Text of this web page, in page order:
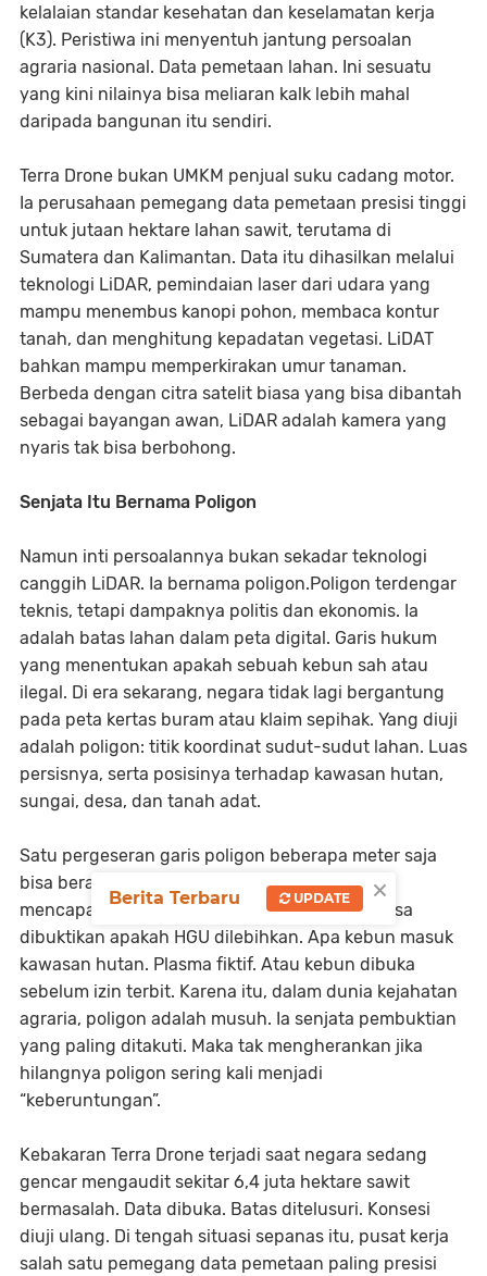
kelalaian standar kesehatan dan keselamatan kerja
(K3). Peristiwa ini menyentuh jantung persoalan
agraria nasional. Data pemetaan lahan. Ini sesuatu
yang kini nilainya bisa meliaran kalk lebih mahal
daripada bangunan itu sendiri.
Terra Drone bukan UMKM penjual suku cadang motor.
Ia perusahaan pemegang data pemetaan presisi tinggi
untuk jutaan hektare lahan sawit, terutama di
Sumatera dan Kalimantan. Data itu dihasilkan melalui
teknologi LiDAR, pemindaian laser dari udara yang
mampu menembus kanopi pohon, membaca kontur
tanah, dan menghitung kepadatan vegetasi. LiDAT
bahkan mampu memperkirakan umur tanaman.
Berbeda dengan citra satelit biasa yang bisa dibantah
sebagai bayangan awan, LiDAR adalah kamera yang
nyaris tak bisa berbohong.
Senjata Itu Bernama Poligon
Namun inti persoalannya bukan sekadar teknologi
canggih LiDAR. Ia bernama poligon.Poligon terdengar
teknis, tetapi dampaknya politis dan ekonomis. Ia
adalah batas lahan dalam peta digital. Garis hukum
yang menentukan apakah sebuah kebun sah atau
ilegal. Di era sekarang, negara tidak lagi bergantung
pada peta kertas buram atau klaim sepihak. Yang diuji
adalah poligon: titik koordinat sudut-sudut lahan. Luas
persisnya, serta posisinya terhadap kawasan hutan,
sungai, desa, dan tanah adat.
Satu pergeseran garis poligon beberapa meter saja
bisa berarti ratusan hektare. Nilai ekonominya
mencapai ratusan miliar rupiah. Dari situlah bisa
dibuktikan apakah HGU dilebihkan. Apa kebun masuk
kawasan hutan. Plasma fiktif. Atau kebun dibuka
sebelum izin terbit. Karena itu, dalam dunia kejahatan
agraria, poligon adalah musuh. Ia senjata pembuktian
yang paling ditakuti. Maka tak mengherankan jika
hilangnya poligon sering kali menjadi
“keberuntungan”.
Kebakaran Terra Drone terjadi saat negara sedang
gencar mengaudit sekitar 6,4 juta hektare sawit
bermasalah. Data dibuka. Batas ditelusuri. Konsesi
diuji ulang. Di tengah situasi sepanas itu, pusat kerja
salah satu pemegang data pemetaan paling presisi
×
Berita Terbaru UPDATE